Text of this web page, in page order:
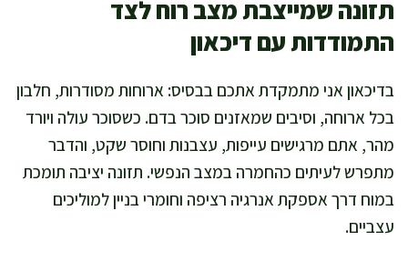
תזונה שמייצבת מצב רוח לצד
התמודדות עם דיכאון
בדיכאון אני מתמקדת אתכם בבסיס: ארוחות מסודרות, חלבון
בכל ארוחה, וסיבים שמאזנים סוכר בדם. כשסוכר עולה ויורד
מהר, אתם מרגישים עייפות, עצבנות וחוסר שקט, והדבר
מתפרש לעיתים כהחמרה במצב הנפשי. תזונה יציבה תומכת
במוח דרך אספקת אנרגיה רציפה וחומרי בניין למוליכים
עצביים.